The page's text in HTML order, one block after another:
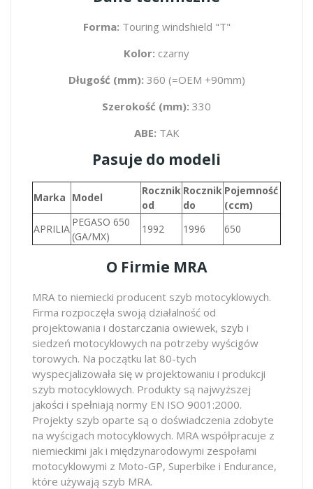
Forma: Touring windshield "T"
Kolor: czarny
Długość (mm): 360 (=OEM +90mm)
Szerokość (mm): 330
ABE: TAK
Pasuje do modeli
Marka Model
Rocznik
od
Rocznik
do
Pojemność
(ccm)
APRILIA
PEGASO 650
(GA/MX)
1992 1996 650
O Firmie MRA
MRA to niemiecki producent szyb motocyklowych.
Firma rozpoczęła swoją działalność od
projektowania i dostarczania owiewek, szyb i
siedzeń motocyklowych na potrzeby wyścigów
torowych. Na początku lat 80-tych
wyspecjalizowała się w projektowaniu i produkcji
szyb motocyklowych. Produkty są najwyższej
jakości i spełniają normy EN ISO 9001:2000.
Projekty szyb oparte są o doświadczenia zdobyte
na wyścigach motocyklowych. MRA współpracuje z
niemieckimi jak i międzynarodowymi zespołami
motocyklowymi z Moto-GP, Superbike i Endurance,
które używają szyb MRA.